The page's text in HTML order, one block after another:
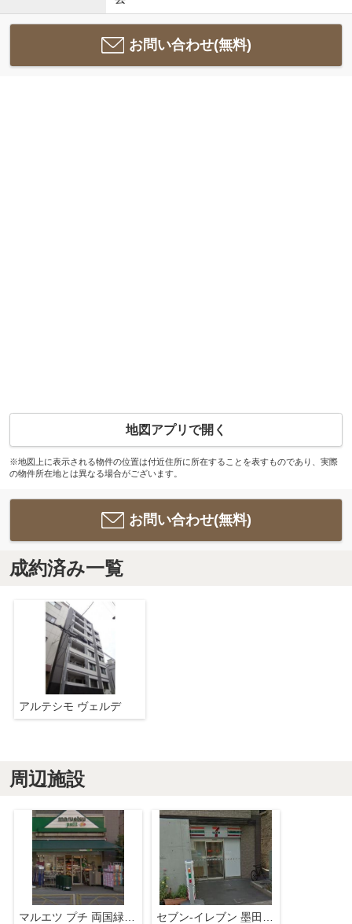
お問い合わせ(無料)
地図アプリで開く
※地図上に表示される物件の位置は付近住所に所在することを表すものであり、実際
の物件所在地とは異なる場合がございます。
お問い合わせ(無料)
成約済み一覧
アルテシモ ヴェルデ
周辺施設